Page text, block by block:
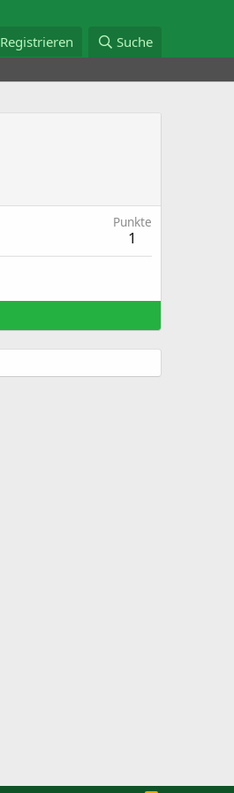
Registrieren Suche
Punkte
1